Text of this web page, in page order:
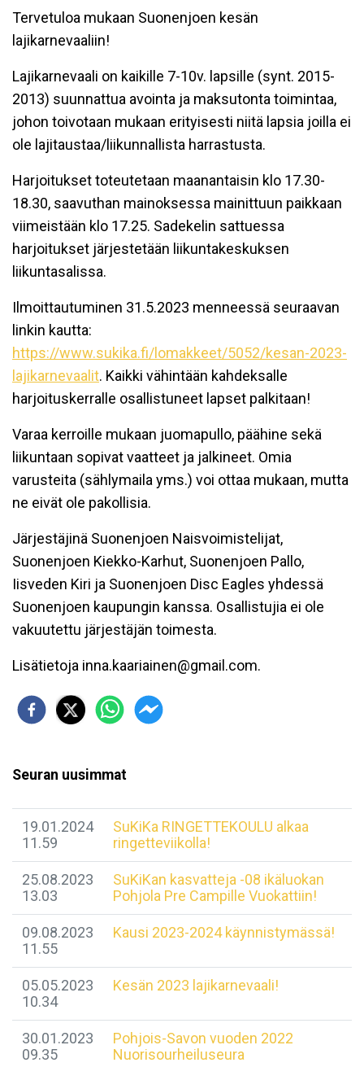
Tervetuloa mukaan Suonenjoen kesän
lajikarnevaaliin!
Lajikarnevaali on kaikille 7-10v. lapsille (synt. 2015-
2013) suunnattua avointa ja maksutonta toimintaa,
johon toivotaan mukaan erityisesti niitä lapsia joilla ei
ole lajitaustaa/liikunnallista harrastusta.
Harjoitukset toteutetaan maanantaisin klo 17.30-
18.30, saavuthan mainoksessa mainittuun paikkaan
viimeistään klo 17.25. Sadekelin sattuessa
harjoitukset järjestetään liikuntakeskuksen
liikuntasalissa.
Ilmoittautuminen 31.5.2023 menneessä seuraavan
linkin kautta:
https://www.sukika.fi/lomakkeet/5052/kesan-2023-
lajikarnevaalit. Kaikki vähintään kahdeksalle
harjoituskerralle osallistuneet lapset palkitaan!
Varaa kerroille mukaan juomapullo, päähine sekä
liikuntaan sopivat vaatteet ja jalkineet. Omia
varusteita (sählymaila yms.) voi ottaa mukaan, mutta
ne eivät ole pakollisia.
Järjestäjinä Suonenjoen Naisvoimistelijat,
Suonenjoen Kiekko-Karhut, Suonenjoen Pallo,
Iisveden Kiri ja Suonenjoen Disc Eagles yhdessä
Suonenjoen kaupungin kanssa. Osallistujia ei ole
vakuutettu järjestäjän toimesta.
Lisätietoja inna.kaariainen@gmail.com.
Seuran uusimmat
19.01.2024
11.59
SuKiKa RINGETTEKOULU alkaa
ringetteviikolla!
25.08.2023
13.03
SuKiKan kasvatteja -08 ikäluokan
Pohjola Pre Campille Vuokattiin!
09.08.2023
11.55
Kausi 2023-2024 käynnistymässä!
05.05.2023
10.34
Kesän 2023 lajikarnevaali!
30.01.2023
09.35
Pohjois-Savon vuoden 2022
Nuorisourheiluseura